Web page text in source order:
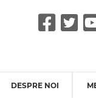
DESPRE NOI